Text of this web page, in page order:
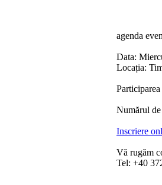
agenda
Data:
Locația:
Numărul
Inscriere
Vă rugăm
Tel: +40